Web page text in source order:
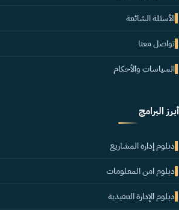
الأسئلة الشائعة
تواصل معنا
السياسات والأحكام
أبرز البرامج
دبلوم إدارة المشاريع
دبلوم امن المعلومات
دبلوم الإدارة التنفيذية